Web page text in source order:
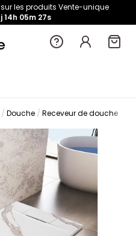
les produits Vente-unique
14h 05m 26s
Douche Receveur de douche